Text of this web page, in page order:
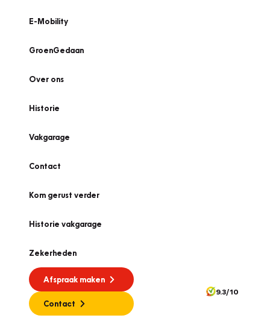
E-Mobility
GroenGedaan
Over ons
Historie
Vakgarage
Contact
Kom gerust verder
Historie vakgarage
Zekerheden
Afspraak maken
Contact
9.3/10